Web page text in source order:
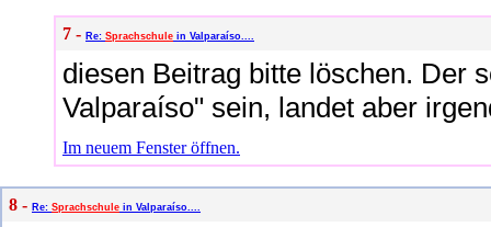
7 - Re: Sprachschule in Valparaíso....
diesen Beitrag bitte löschen. Der
Valparaíso" sein, landet aber
Im neuem Fenster öffnen.
8 - Re: Sprachschule in Valparaíso....